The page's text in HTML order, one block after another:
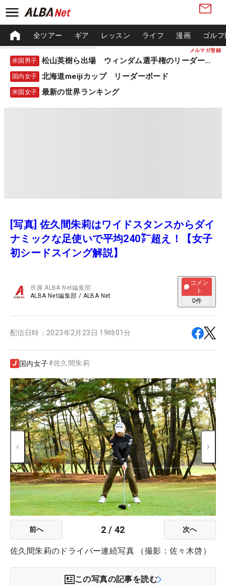
メルマガ登録
全ツアー ギア レッスン ライフ 漫画 ゴル
米国男子 松山英樹ら出場 ウィンダム選手権のリーダーボード
国内女子 北海道meijiカップ リーダーボード
米国女子 最新の世界ランキング
[写真] 佐久間朱莉はワイドスタンスからダイ
ナミックな足使いで平均240㍎超え！【女子
初シードスイング解説】
所属ALBA Net編集部
ALBA Net編集部 / ALBA Net
コメン
ト
0件
配信日時： 2023年2月23日 19時01分
国内女子#佐久間朱莉
前へ 2 / 42 次へ
佐久間朱莉のドライバー連続写真 （撮影：佐々木啓）
この写真の記事を読む